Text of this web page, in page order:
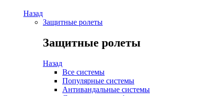
Назад
Защитные ролеты
Защитные ролеты
Назад
Все системы
Популярные системы
Антивандальные системы